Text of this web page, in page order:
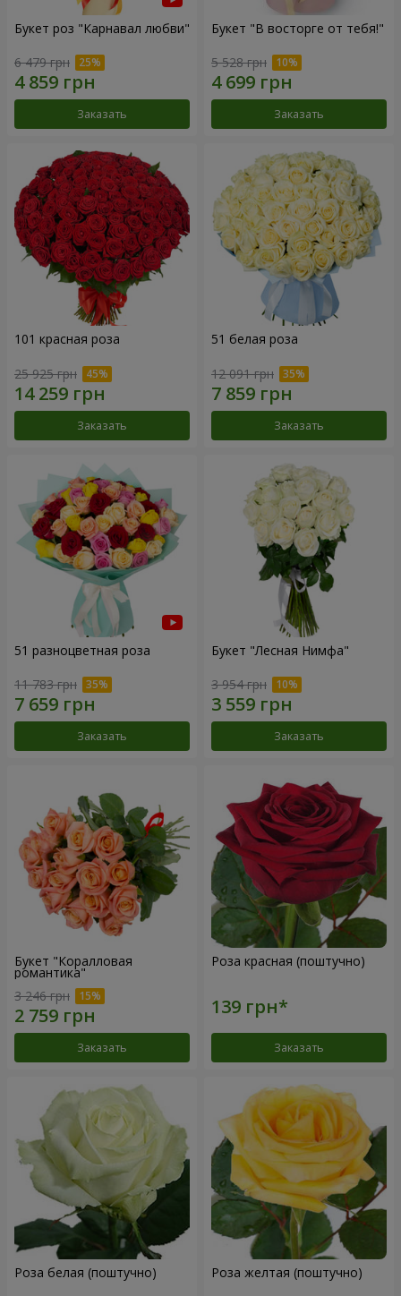
Букет роз "Карнавал любви"
6 479 грн
Заказать
Букет "В восторге от тебя!"
5 528 грн
Заказать
101 красная роза
25 925 грн
Заказать
51 белая роза
12 091 грн
Заказать
51 разноцветная роза
11 783 грн
Заказать
Букет "Лесная Нимфа"
3 954 грн
Заказать
Букет "Коралловая
романтика"
3 246 грн
Заказать
Роза красная (поштучно)
Заказать
Роза белая (поштучно) Роза желтая (поштучно)